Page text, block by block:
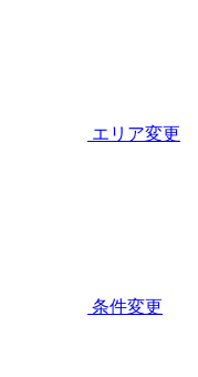
エリア変更
条件変更